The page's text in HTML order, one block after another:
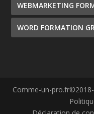
WEBMARKETING
WORD FORMATION
Comme-un-